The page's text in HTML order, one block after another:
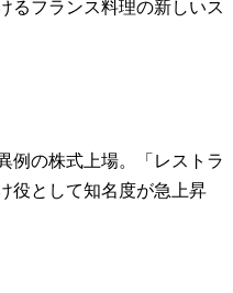
るフランス料理の新しいス
例の株式上場。「レストラ
役として知名度が急上昇